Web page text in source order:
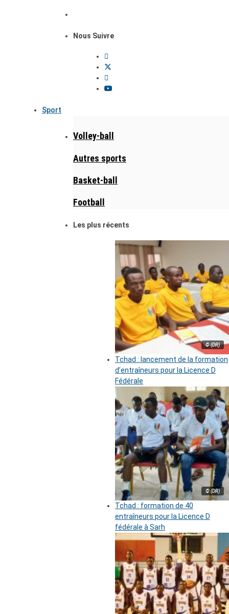
Nous Suivre
Sport
Volley-ball
Autres sports
Basket-ball
Football
Les plus récents
© (DR)
Tchad : lancement de la formation
d’entraîneurs pour la Licence D
Fédérale
© (DR)
Tchad : formation de 40
entraîneurs pour la Licence D
fédérale à Sarh